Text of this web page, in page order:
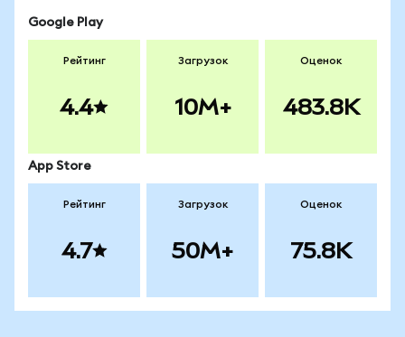
Google Play
Рейтинг
4.4
Загрузок
10M+
Оценок
483.8K
App Store
Рейтинг
4.7
Загрузок
50M+
Оценок
75.8K